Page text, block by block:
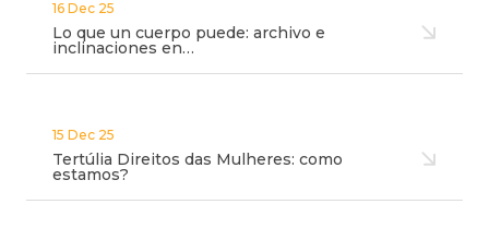
16 Dec 25
Lo que un cuerpo puede: archivo e
inclinaciones en…
15 Dec 25
Tertúlia Direitos das Mulheres: como
estamos?